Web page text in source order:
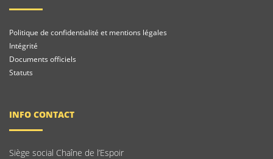
Politique de confidentialité et mentions légales
Intégrité
Documents officiels
Statuts
INFO CONTACT
Siège social Chaîne de l’Espoir